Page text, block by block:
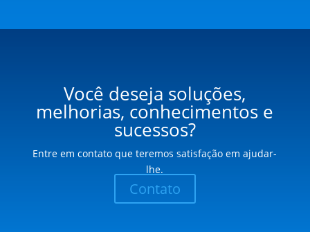
Você deseja soluções,
melhorias, conhecimentos e
sucessos?
Entre em contato que teremos satisfação em ajudar-
lhe.
Contato